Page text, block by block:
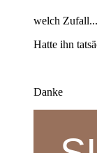
welch Zufall...
Hatte ihn
Danke